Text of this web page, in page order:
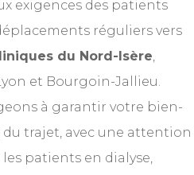
exigences des patients
réguliers vers
du Nord-Isère,
et Bourgoin-Jallieu.
à garantir votre bien-
trajet, avec une attention
patients en dialyse,